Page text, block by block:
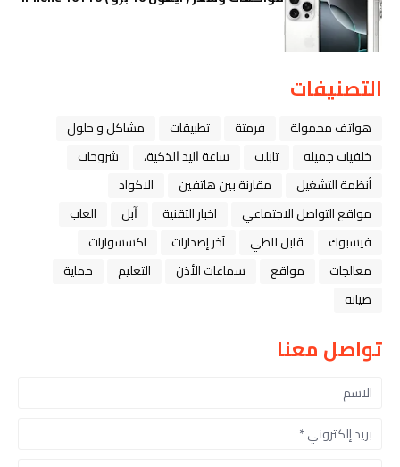
التصنيفات
هواتف محمولة فرمتة تطبيقات
مشاكل و حلول
خلفيات جميله
تابلت ﺳﺎﻋﺔ ﺍﻟﻴﺪ ﺍﻟﺬﻛﻴﺔ،
شروحات
أنظمة التشغيل
مقارنة بين هاتفين
الاكواد
مواقع التواصل الاجتماعي
اخبار التقنية ﺁﺑﻞ
العاب
فيسبوك
قابل للطي آخر إصدارات
اكسسوارات
معالجات
مواقع سماعات الأذن التعليم
حماية
صيانة
تواصل معنا